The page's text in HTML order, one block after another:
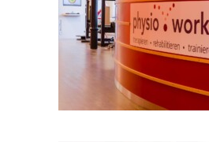
Physio Praxis